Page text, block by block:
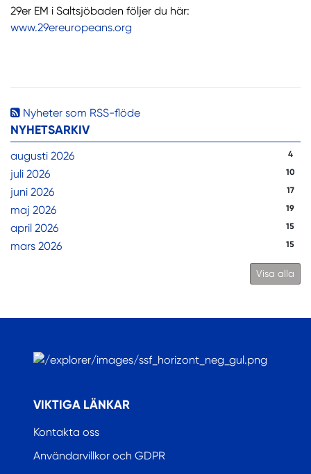
Nyheter som RSS-flöde
NYHETSARKIV
augusti 2026 4
juli 2026 10
juni 2026 17
maj 2026 19
april 2026 15
mars 2026 15
Visa alla
29er EM i Saltsjöbaden följer du här:
www.29ereuropeans.org
VIKTIGA LÄNKAR
Kontakta oss
Användarvillkor och GDPR